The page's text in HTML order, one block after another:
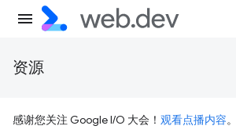
资源
感谢您关注 Google I/O 大会！ 观看点播内容。